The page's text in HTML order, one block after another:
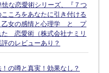
な恋愛術シリーズ、『７つ
ころをあなたに引き付ける
乙女の感情と心理学 と プ
た 恋愛術（株式会社ナミリ
のレビューあり？
の噂と真実！効果なし？